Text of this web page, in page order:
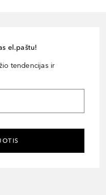
el.paštu!
tendencijas ir